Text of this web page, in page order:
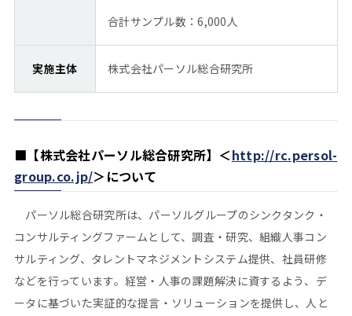
合計サンプル数：6,000人
実施主体 株式会社パーソル総合研究所
■ 【株式会社パーソル総合研究所】＜http://rc.persol-
group.co.jp/＞ について
パーソル総合研究所は、パーソルグループのシンクタンク・
コンサルティングファームとして、調査・研究、組織人事コン
サルティング、タレントマネジメントシステム提供、社員研修
などを行っています。経営・人事の課題解決に資するよう、デ
ータに基づいた実証的な提言・ソリューションを提供し、人と